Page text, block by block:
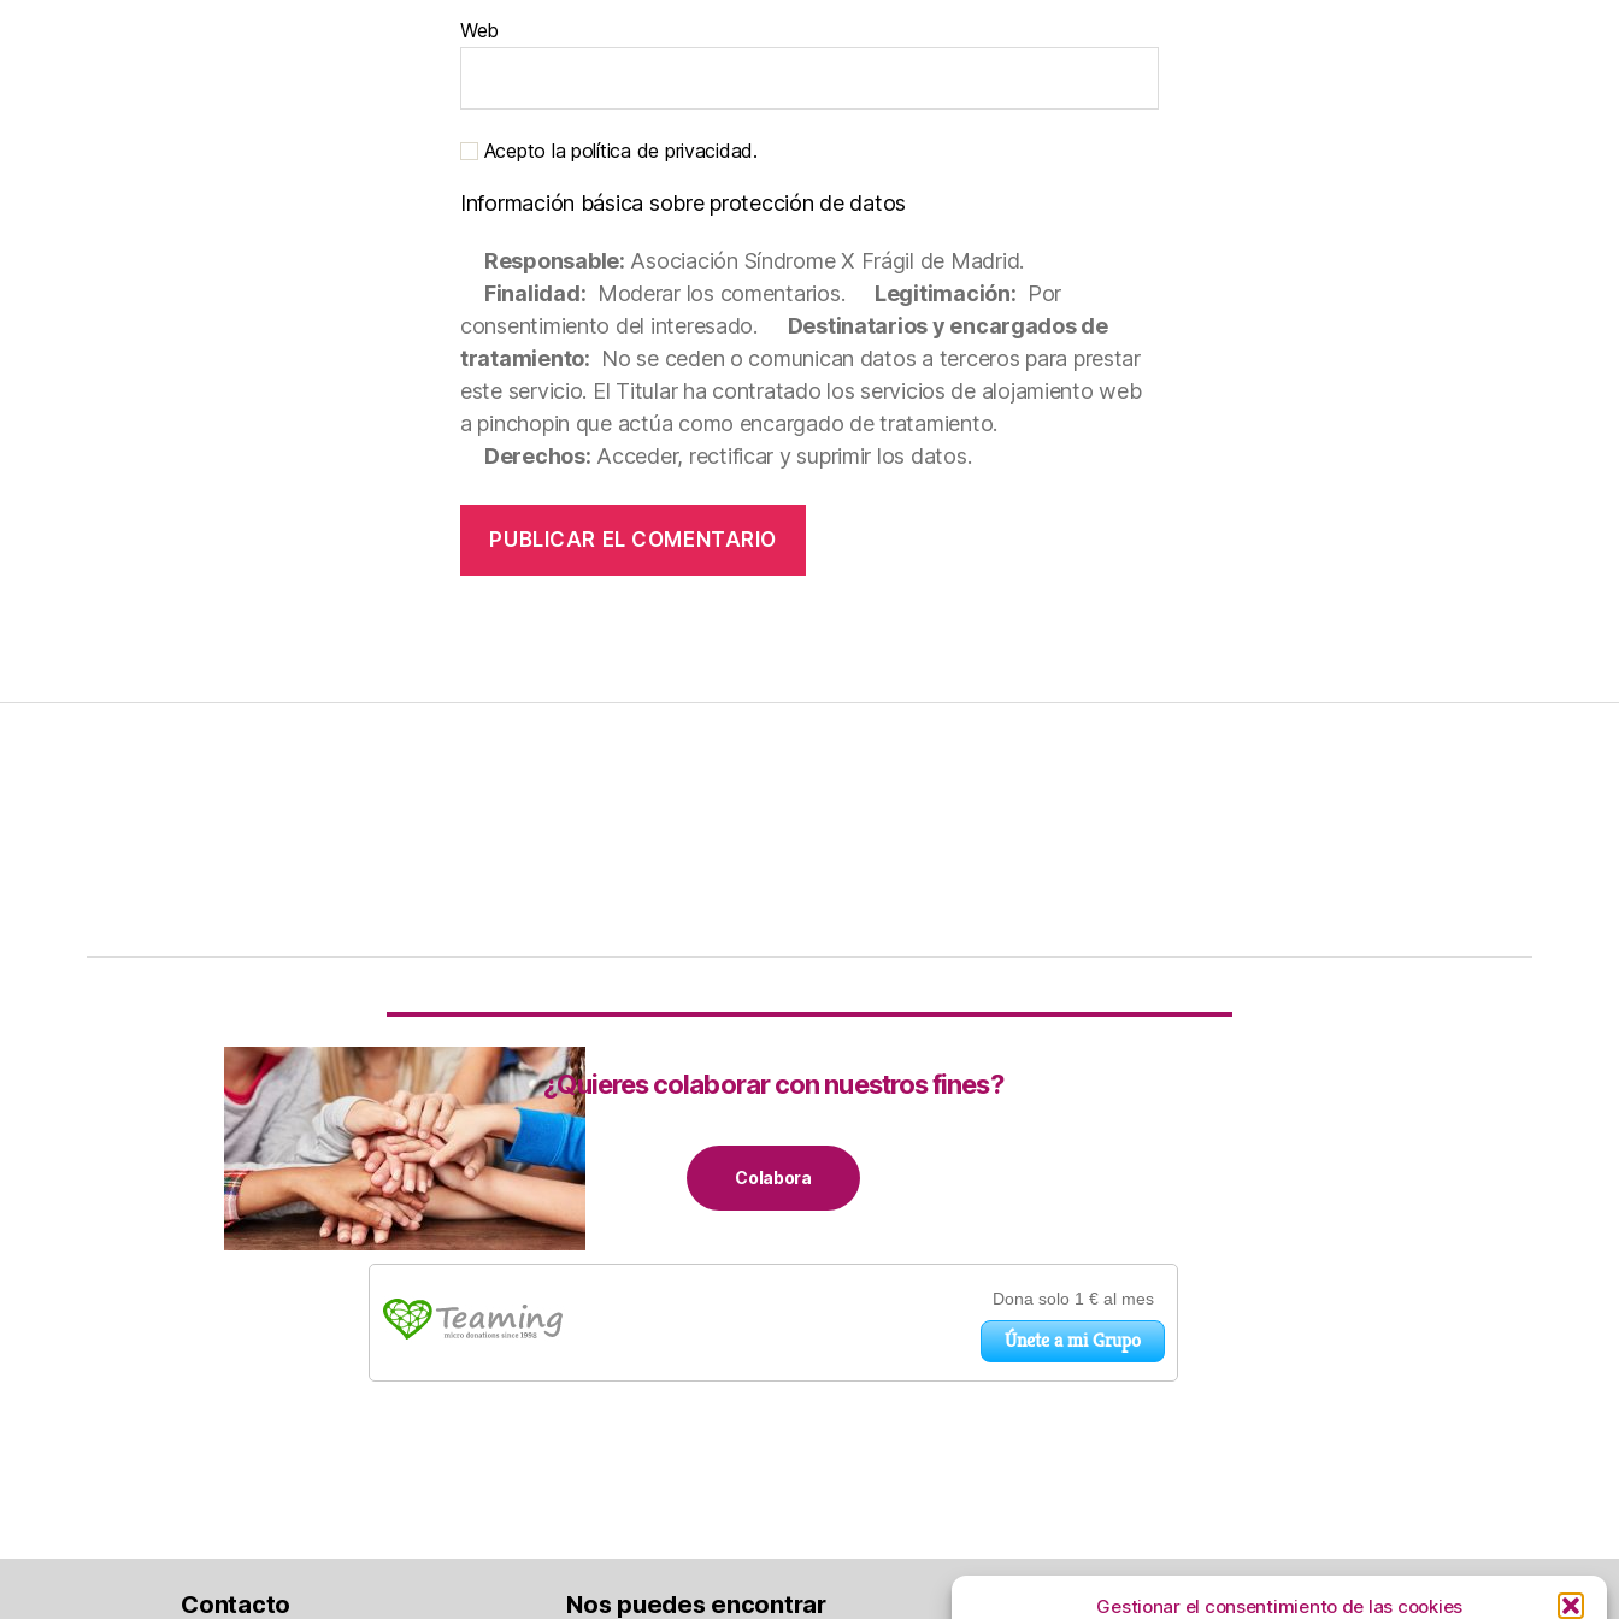
Gestionar el consentimiento de las cookies
Web
Acepto la política de privacidad.
Información básica sobre protección de datos
Responsable: Asociación Síndrome X Frágil de Madrid.
Finalidad: Moderar los comentarios. Legitimación: Por
consentimiento del interesado.
Destinatarios y encargados de
tratamiento: No se ceden o comunican datos a terceros para prestar
este servicio. El Titular ha contratado los servicios de alojamiento web
a pinchopin que actúa como encargado de tratamiento.
Derechos: Acceder, rectificar y suprimir los datos.
¿Quieres colaborar con nuestros fines?
Colabora
Contacto Nos puedes encontrar